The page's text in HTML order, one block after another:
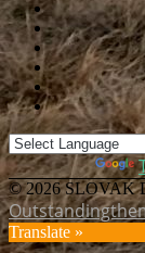
Powered by
© 2026 SLOVAK
Translate »